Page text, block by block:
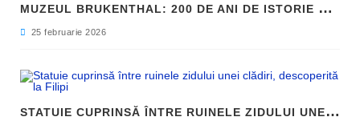
M
UZEUL BRUKENTHAL: 200 DE ANI DE ISTORIE ȘI ARTĂ ÎN INIMA SIBIULUI
25 februarie 2026
S
TATUIE CUPRINSĂ ÎNTRE RUINELE ZIDULUI UNEI CLĂDIRI, DESCOPERITĂ LA FILIPI